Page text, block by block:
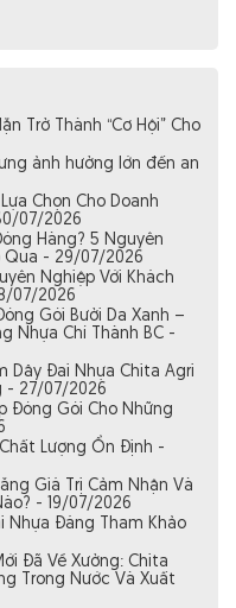
Trở Thành “Cơ Hội” Cho
ảnh hưởng lớn đến an
Chọn Cho Doanh
07/2026
Hàng? 5 Nguyên
Qua - 29/07/2026
Nghiệp Với Khách
07/2026
Gói Bưởi Da Xanh –
Nhựa Chí Thành BC -
Dây Đai Nhựa Chita Agri
- 27/07/2026
Đóng Gói Cho Những
Lượng Ổn Định -
Giá Trị Cảm Nhận Và
- 19/07/2026
Nhựa Đáng Tham Khảo
Đã Về Xưởng: Chita
Trong Nước Và Xuất